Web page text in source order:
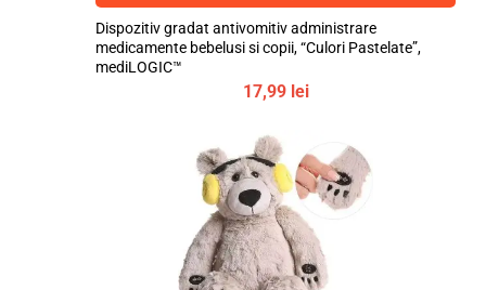
Dispozitiv gradat antivomitiv administrare
medicamente bebelusi si copii, “Culori Pastelate”,
mediLOGIC™
17,99 lei